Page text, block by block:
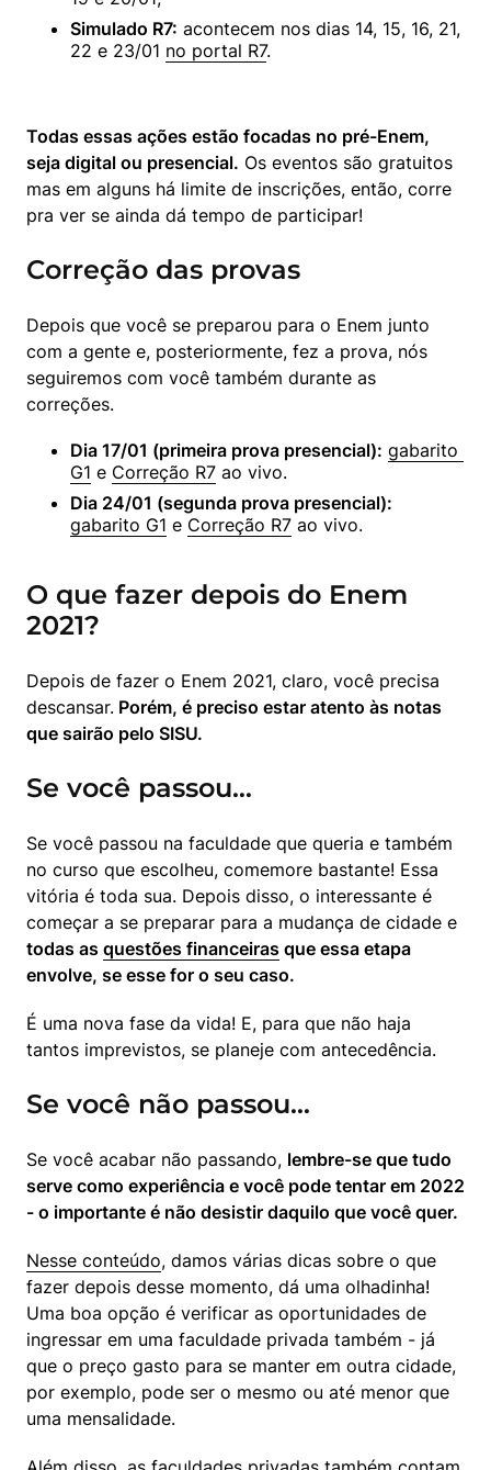
Simulado R7: acontecem nos dias 14, 15, 16, 21,
22 e 23/01 no portal R7.
Todas essas ações estão focadas no pré-Enem,
seja digital ou presencial. Os eventos são gratuitos
mas em alguns há limite de inscrições, então, corre
pra ver se ainda dá tempo de participar!
Correção das provas
Depois que você se preparou para o Enem junto
com a gente e, posteriormente, fez a prova, nós
seguiremos com você também durante as
correções.
Dia 17/01 (primeira prova presencial): gabarito
G1 e Correção R7 ao vivo.
Dia 24/01 (segunda prova presencial):
gabarito G1 e Correção R7 ao vivo.
O que fazer depois do Enem
2021?
Depois de fazer o Enem 2021, claro, você precisa
descansar. Porém, é preciso estar atento às notas
que sairão pelo SISU.
Se você passou…
Se você passou na faculdade que queria e também
no curso que escolheu, comemore bastante! Essa
vitória é toda sua. Depois disso, o interessante é
começar a se preparar para a mudança de cidade e
todas as questões financeiras que essa etapa
envolve, se esse for o seu caso.
É uma nova fase da vida! E, para que não haja
tantos imprevistos, se planeje com antecedência.
Se você não passou…
Se você acabar não passando, lembre-se que tudo
serve como experiência e você pode tentar em 2022
- o importante é não desistir daquilo que você quer.
Nesse conteúdo, damos várias dicas sobre o que
fazer depois desse momento, dá uma olhadinha!
Uma boa opção é verificar as oportunidades de
ingressar em uma faculdade privada também - já
que o preço gasto para se manter em outra cidade,
por exemplo, pode ser o mesmo ou até menor que
uma mensalidade.